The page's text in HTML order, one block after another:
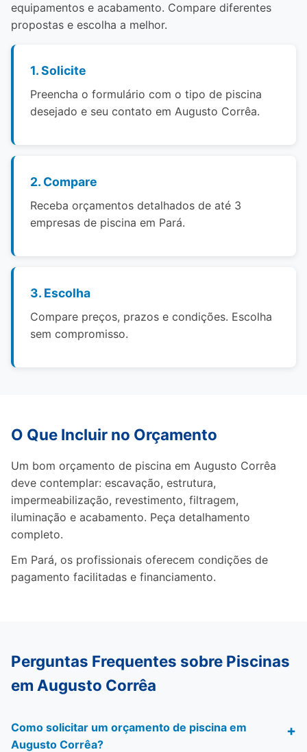
equipamentos e acabamento. Compare diferentes
propostas e escolha a melhor.
1. Solicite
Preencha o formulário com o tipo de piscina
desejado e seu contato em Augusto Corrêa.
2. Compare
Receba orçamentos detalhados de até 3
empresas de piscina em Pará.
3. Escolha
Compare preços, prazos e condições. Escolha
sem compromisso.
O Que Incluir no Orçamento
Um bom orçamento de piscina em Augusto Corrêa
deve contemplar: escavação, estrutura,
impermeabilização, revestimento, filtragem,
iluminação e acabamento. Peça detalhamento
completo.
Em Pará, os profissionais oferecem condições de
pagamento facilitadas e financiamento.
Perguntas Frequentes sobre Piscinas
em Augusto Corrêa
Como solicitar um orçamento de piscina em
Augusto Corrêa?